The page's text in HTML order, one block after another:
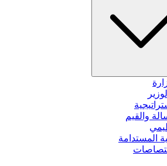
والقيم
المستدامة